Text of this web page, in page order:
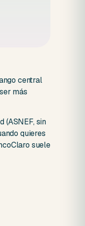
central
más
(ASNEF, sin
quieres
suele